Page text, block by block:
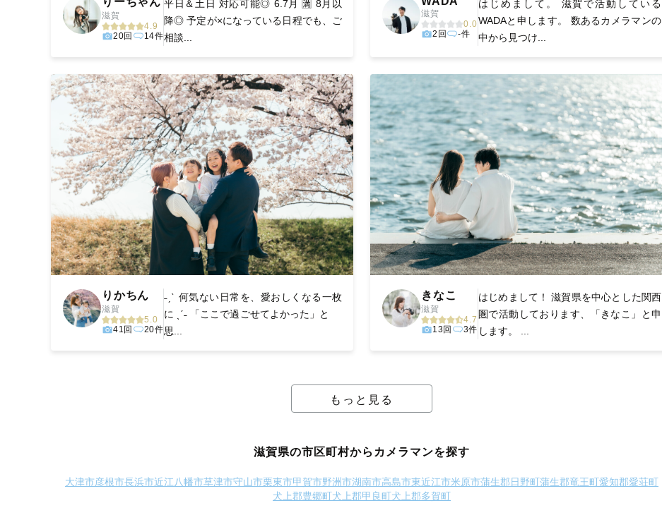
滋賀
4.9
20回
14件
平日＆土日 対応可能◎ 6.7月 🈵 8月以
降◎ 予定が×になっている日程でも、ご
相談...
滋賀
0.0
2回
-件
はじめまして。 滋賀で活動している
WADAと申します。 数あるカメラマンの
中から見つけ...
りかちん
滋賀
5.0
41回
20件
˗ˏˋ ‎‎何気ない日常を、愛おしくなる一枚
に ˎˊ˗ 「ここで過ごせてよかった」と
思...
きなこ
滋賀
4.7
13回
3件
はじめまして！ 滋賀県を中心とした関西
圏で活動しております、「きなこ」と申
します。 ...
もっと見る
滋賀県の市区町村からカメラマンを探す
大津市彦根市長浜市近江八幡市草津市守山市栗東市甲賀市野洲市湖南市高島市東近江市米原市蒲生郡日野町蒲生郡竜王町愛知郡愛荘町
犬上郡豊郷町犬上郡甲良町犬上郡多賀町